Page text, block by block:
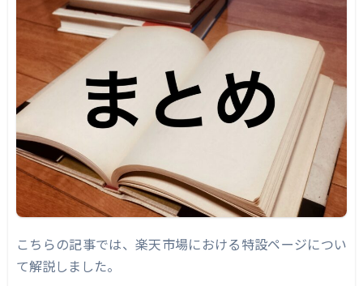
こちらの記事では、楽天市場における特設ページについ
て解説しました。